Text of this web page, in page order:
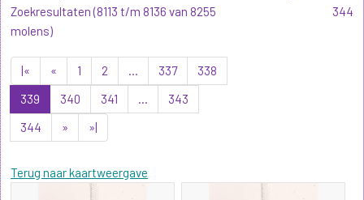
Zoekresultaten (8113 t/m 8136 van 8255
molens)
|« « 1 2 ... 337
338
339
340 341 ...
343
344
» »|
Terug naar kaartweergave
344